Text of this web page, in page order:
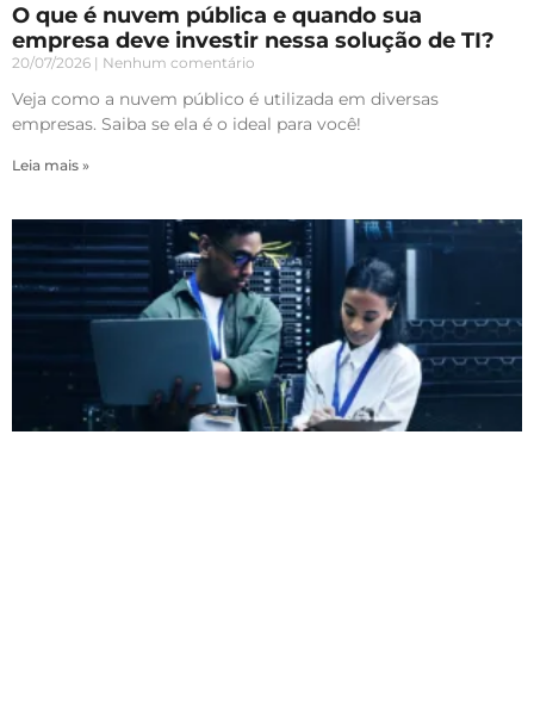
O que é nuvem pública e quando sua
empresa deve investir nessa solução de TI?
20/07/2026 Nenhum comentário
Veja como a nuvem público é utilizada em diversas
empresas. Saiba se ela é o ideal para você!
Leia mais »